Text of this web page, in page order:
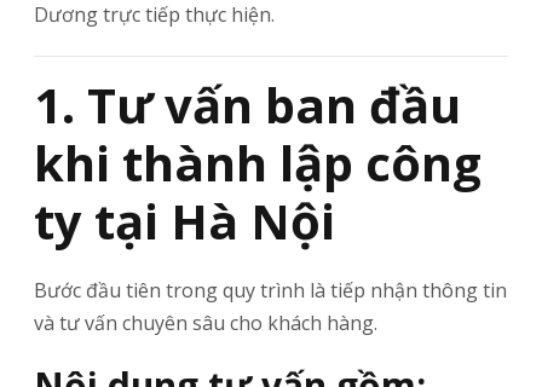
Dương trực tiếp thực hiện.
1. Tư vấn ban đầu
khi thành lập công
ty tại Hà Nội
Bước đầu tiên trong quy trình là tiếp nhận thông tin
và tư vấn chuyên sâu cho khách hàng.